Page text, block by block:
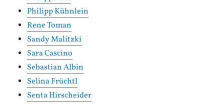
Philipp Kühnlein
Rene Toman
Sandy Malitzki
Sara Cascino
Sebastian Albin
Selina Früchtl
Senta Hirscheider